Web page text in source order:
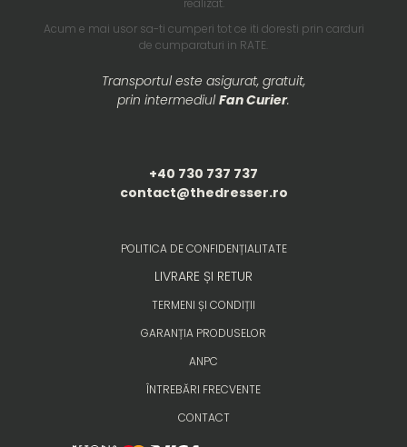
Acum e mai usor sa-ti cumperi tot ce iti doresti prin carduri
de cumparaturi in RATE.
Transportul este asigurat, gratuit,
prin intermediulFan Curier.
+40 730 737 737
contact@thedresser.ro
POLITICA DE CONFIDENȚIALITATE
LIVRARE ȘI RETUR
TERMENI ȘI CONDIȚII
GARANȚIA PRODUSELOR
ANPC
ÎNTREBĂRI FRECVENTE
CONTACT